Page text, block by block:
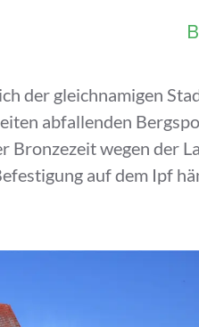
der gleichnamigen
abfallenden
Bronzezeit wegen der
auf dem Ipf